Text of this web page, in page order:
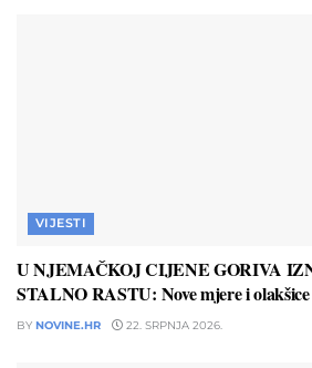
VIJESTI
U NJEMAČKOJ CIJENE GORIVA
STALNO RASTU: Nove mjere i
BY NOVINE.HR 22. SRPNJA 2026.